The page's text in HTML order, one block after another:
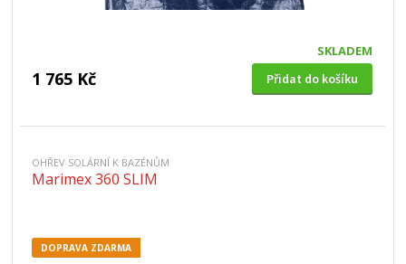
SKLADEM
1 765 Kč Přidat do košíku
OHŘEV SOLÁRNÍ K BAZÉNŮM
Marimex 360 SLIM
DOPRAVA ZDARMA